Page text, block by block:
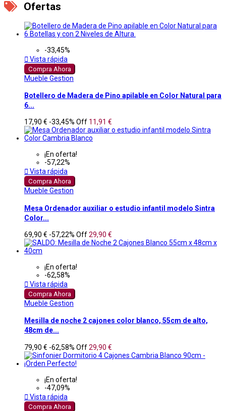
Ofertas
-33,45%
 Vista rápida
Compra Ahora
Mueble Gestion
Botellero de Madera de Pino apilable en Color Natural para
6...
17,90 € -33,45% Off 11,91 €
¡En oferta!
-57,22%
 Vista rápida
Compra Ahora
Mueble Gestion
Mesa Ordenador auxiliar o estudio infantil modelo Sintra
Color...
69,90 € -57,22% Off29,90 €
¡En oferta!
-62,58%
 Vista rápida
Compra Ahora
Mueble Gestion
Mesilla de noche 2 cajones color blanco, 55cm de alto,
48cm de...
79,90 € -62,58% Off29,90 €
¡En oferta!
-47,09%
 Vista rápida
Compra Ahora